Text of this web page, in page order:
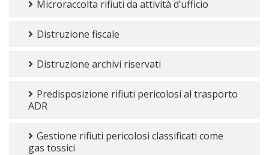
Microraccolta rifiuti da attività d’ufficio
Distruzione fiscale
Distruzione archivi riservati
Predisposizione rifiuti pericolosi al trasporto
ADR
Gestione rifiuti pericolosi classificati come
gas tossici